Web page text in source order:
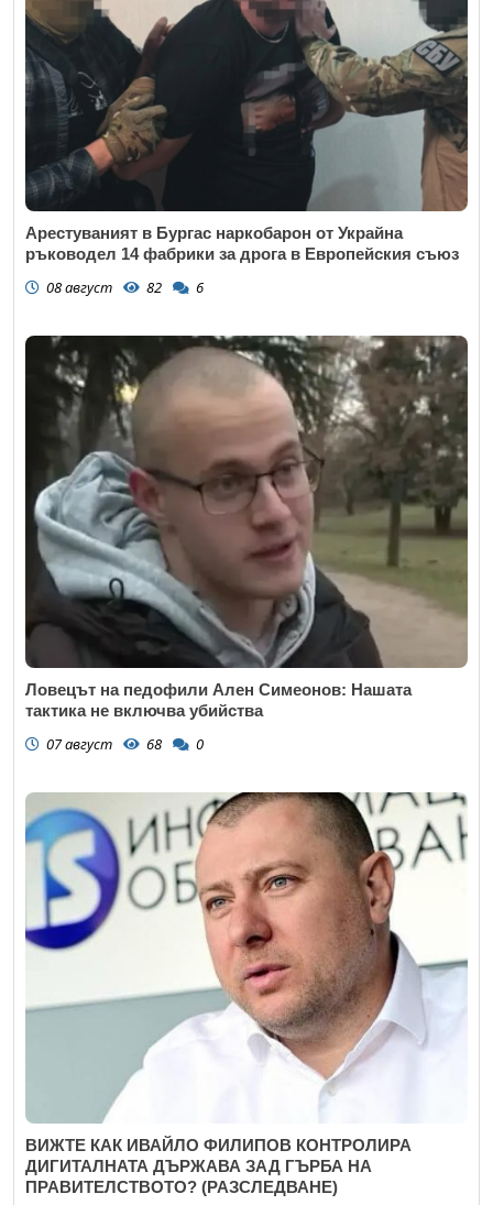
Арестуваният в Бургас наркобарон от Украйна
ръководел 14 фабрики за дрога в Европейския съюз
08 август 82 6
Ловецът на педофили Ален Симеонов: Нашата
тактика не включва убийства
07 август 68 0
ВИЖТЕ КАК ИВАЙЛО ФИЛИПОВ КОНТРОЛИРА
ДИГИТАЛНАТА ДЪРЖАВА ЗАД ГЪРБА НА
ПРАВИТЕЛСТВОТО? (РАЗСЛЕДВАНЕ)